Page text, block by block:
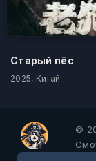
Старый пёс
2025, Китай
©